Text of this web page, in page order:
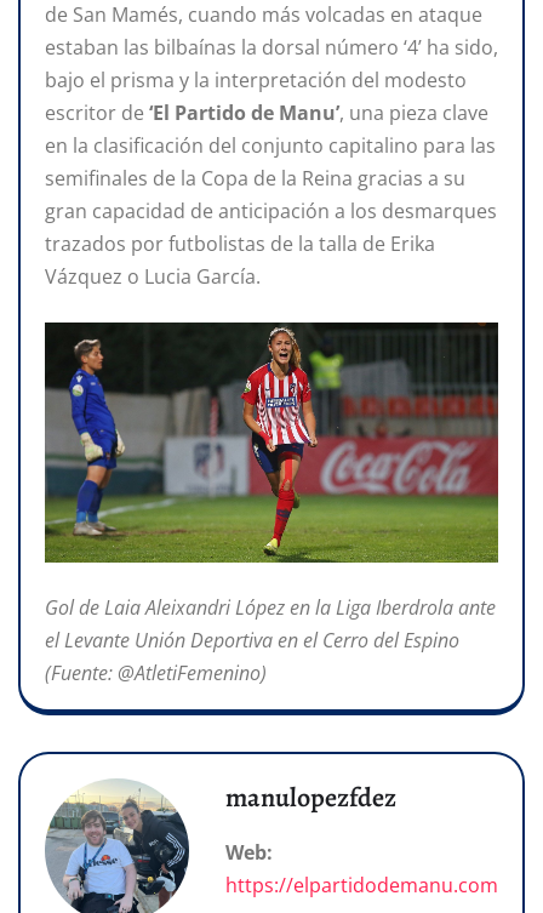
de San Mamés, cuando más volcadas en ataque
estaban las bilbaínas la dorsal número ‘4’ ha sido,
bajo el prisma y la interpretación del modesto
escritor de ‘El Partido de Manu’, una pieza clave
en la clasificación del conjunto capitalino para las
semifinales de la Copa de la Reina gracias a su
gran capacidad de anticipación a los desmarques
trazados por futbolistas de la talla de Erika
Vázquez o Lucia García.
Gol de Laia Aleixandri López en la Liga Iberdrola ante
el Levante Unión Deportiva en el Cerro del Espino
(Fuente: @AtletiFemenino)
manulopezfdez
Web:
https://elpartidodemanu.com